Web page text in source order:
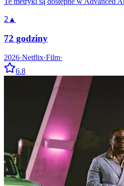
2 ▲
72 godziny
2026·Netflix·Film·
6.8